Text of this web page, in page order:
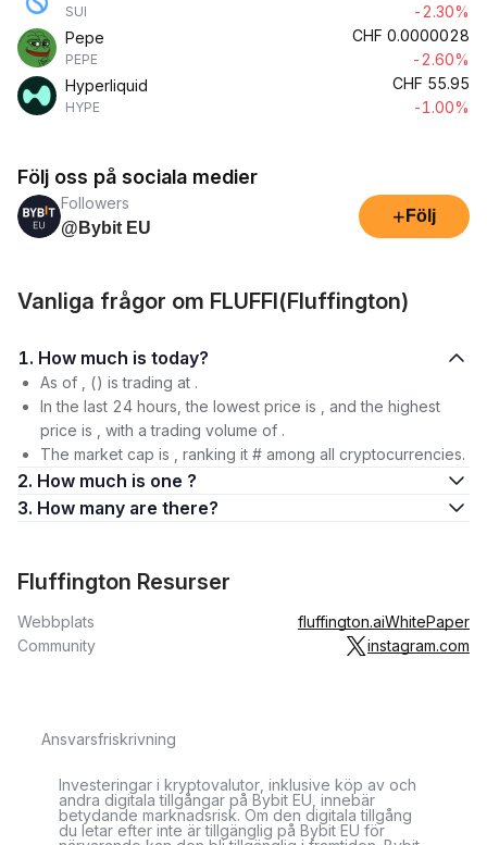
SUI
-2.30%
Pepe
PEPE
CHF 0.0000028
-2.60%
Hyperliquid
HYPE
CHF 55.95
-1.00%
Följ oss på sociala medier
Followers
@Bybit EU
+ Följ
Vanliga frågor om FLUFFI(Fluffington)
1. How much is today?
As of , () is trading at .
In the last 24 hours, the lowest price is , and the highest
price is , with a trading volume of .
The market cap is , ranking it # among all cryptocurrencies.
2. How much is one ?
3. How many are there?
Fluffington Resurser
Webbplats fluffington.aiWhitePaper
Community
instagram.com
Ansvarsfriskrivning
Investeringar i kryptovalutor, inklusive köp av och
andra digitala tillgångar på Bybit EU, innebär
betydande marknadsrisk. Om den digitala tillgång
du letar efter inte är tillgänglig på Bybit EU för